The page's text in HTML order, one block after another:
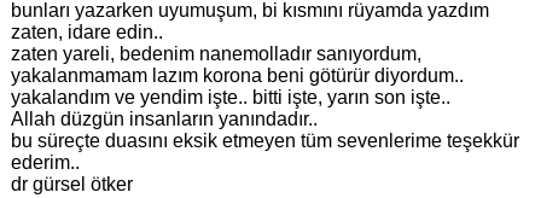
bunları yazarken uyumuşum, bi kısmını rüyamda yazdım
zaten, idare edin..
zaten yareli, bedenim nanemolladır sanıyordum,
yakalanmamam lazım korona beni götürür diyordum..
yakalandım ve yendim işte.. bitti işte, yarın son işte..
Allah düzgün insanların yanındadır..
bu süreçte duasını eksik etmeyen tüm sevenlerime teşekkür
ederim..
dr gürsel ötker